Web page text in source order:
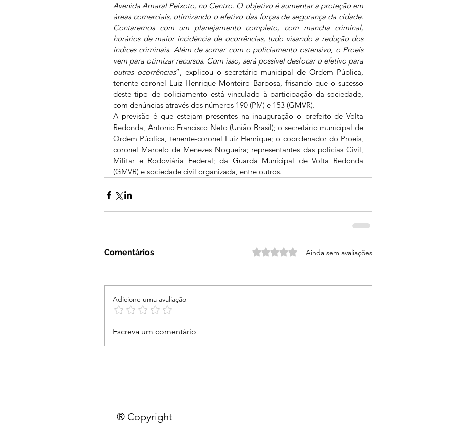
Avenida Amaral Peixoto, no Centro. O objetivo é aumentar a proteção em
áreas comerciais, otimizando o efetivo das forças de segurança da cidade.
Contaremos com um planejamento completo, com mancha criminal,
horários de maior incidência de ocorrências, tudo visando a redução dos
índices criminais. Além de somar com o policiamento ostensivo, o Proeis
vem para otimizar recursos. Com isso, será possível deslocar o efetivo para
outras ocorrências”, explicou o secretário municipal de Ordem Pública,
tenente-coronel Luiz Henrique Monteiro Barbosa, frisando que o sucesso
deste tipo de policiamento está vinculado à participação da sociedade,
com denúncias através dos números 190 (PM) e 153 (GMVR).
A previsão é que estejam presentes na inauguração o prefeito de Volta
Redonda, Antonio Francisco Neto (União Brasil); o secretário municipal de
Ordem Pública, tenente-coronel Luiz Henrique; o coordenador do Proeis,
coronel Marcelo de Menezes Nogueira; representantes das polícias Civil,
Militar e Rodoviária Federal; da Guarda Municipal de Volta Redonda
(GMVR) e sociedade civil organizada, entre outros.
Comentários Avaliado com 0 de 5 estrelas.
Ainda sem avaliações
Adicione uma avaliação
Escreva um comentário
® Copyright